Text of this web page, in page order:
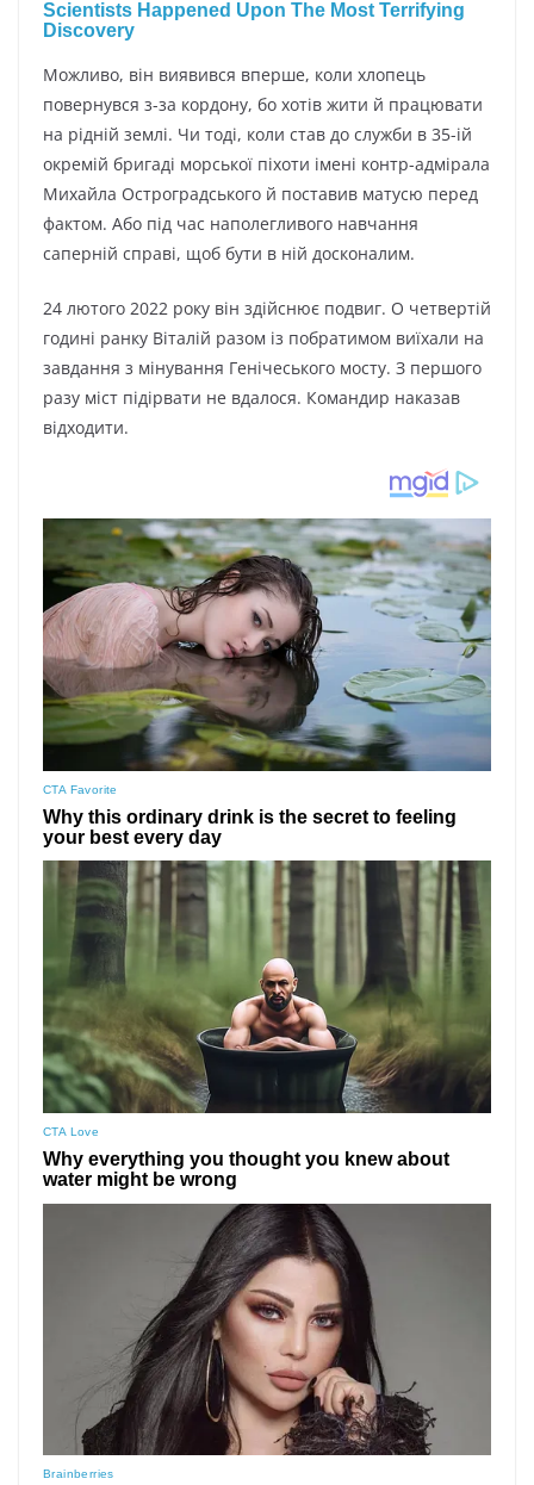
Можливо, він виявився вперше, коли хлопець
повернувся з-за кордону, бо хотів жити й працювати
на рідній землі. Чи тоді, коли став до служби в 35-ій
окремій бригаді морської піхоти імені контр-адмірала
Михайла Остроградського й поставив матусю перед
фактом. Або під час наполегливого навчання
саперній справі, щоб бути в ній досконалим.
24 лютого 2022 року він здійснює подвиг. О четвертій
годині ранку Віталій разом із побратимом виїхали на
завдання з мінування Генічеського мосту. З першого
разу міст підірвати не вдалося. Командир наказав
відходити.